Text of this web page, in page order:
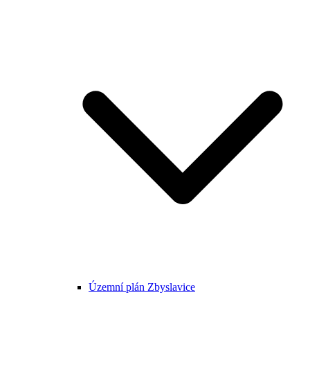
Územní plán Zbyslavice